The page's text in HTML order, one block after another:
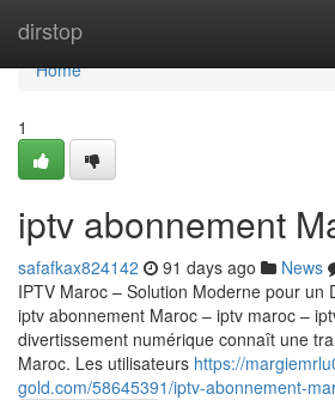
dirstop
Home
Home
1
iptv abonnement
safafkax824142 91 days ago News
IPTV Maroc – Solution Moderne pour un
iptv abonnement Maroc – iptv maroc –
divertissement numérique connaît une
Maroc. Les utilisateurs https://
gold.com/58645391/iptv-abonnement-